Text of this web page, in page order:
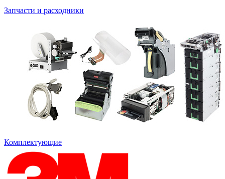
Запчасти и расходники
Комплектующие